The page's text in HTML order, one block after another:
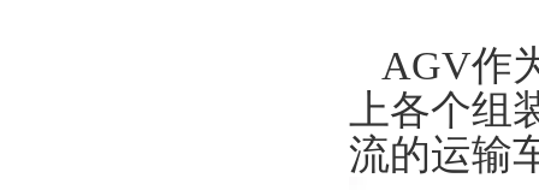
AGV作
上各个
流的运输